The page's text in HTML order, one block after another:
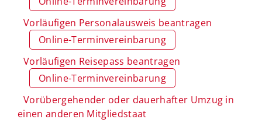
Vorläufigen Personalausweis beantragen
Online-Terminvereinbarung
Vorläufigen Reisepass beantragen
Online-Terminvereinbarung
Vorübergehender oder dauerhafter Umzug in
einen anderen Mitgliedstaat